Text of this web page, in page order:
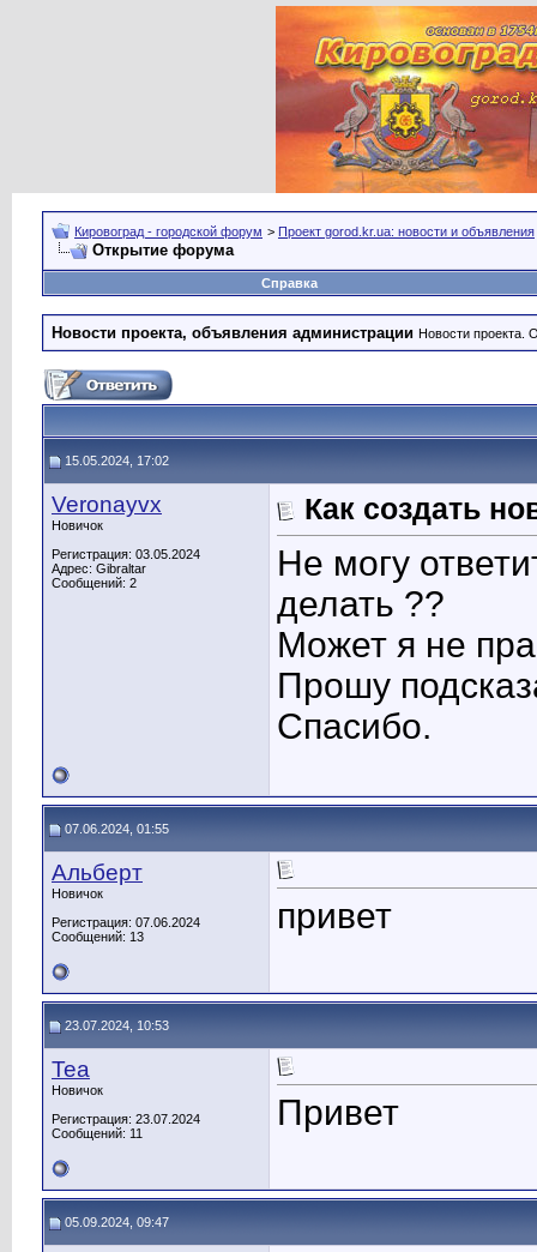
Кировоград - городской форум > Проект gorod.kr.ua: новости и объявления
Открытие форума
Справка
Новости проекта, объявления администрации Новости проекта.
15.05.2024, 17:02
Veronayvx
Новичок
Регистрация: 03.05.2024
Адрес: Gibraltar
Сообщений: 2
Как создать
Не могу
делать ??
Может я не
Прошу
Спасибо.
07.06.2024, 01:55
Альберт
Новичок
Регистрация: 07.06.2024
Сообщений: 13
привет
23.07.2024, 10:53
Tea
Новичок
Регистрация: 23.07.2024
Сообщений: 11
Привет
05.09.2024, 09:47